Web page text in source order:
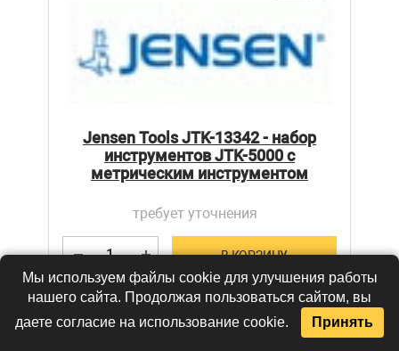
Jensen Tools JTK-13342 - набор
инструментов JTK-5000 с
метрическим инструментом
требует уточнения
В КОРЗИНУ
Мы используем файлы cookie для улучшения работы
нашего сайта. Продолжая пользоваться сайтом, вы
даете согласие на использование cookie.
Принять